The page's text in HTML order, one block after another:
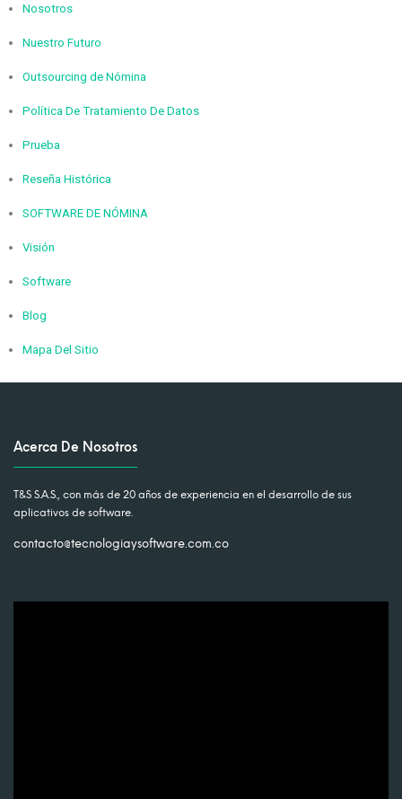
Nosotros
Nuestro Futuro
Outsourcing de Nómina
Política De Tratamiento De Datos
Prueba
Reseña Histórica
SOFTWARE DE NÓMINA
Visión
Software
Blog
Mapa Del Sitio
Acerca De Nosotros
T&S S.A.S., con más de 20 años de experiencia en el desarrollo de sus
aplicativos de software.
contacto@tecnologiaysoftware.com.co